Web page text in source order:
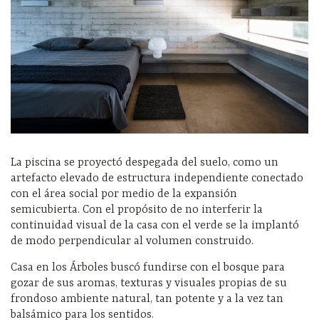
La piscina se proyectó despegada del suelo, como un
artefacto elevado de estructura independiente conectado
con el área social por medio de la expansión
semicubierta. Con el propósito de no interferir la
continuidad visual de la casa con el verde se la implantó
de modo perpendicular al volumen construido.
Casa en los Árboles buscó fundirse con el bosque para
gozar de sus aromas, texturas y visuales propias de su
frondoso ambiente natural, tan potente y a la vez tan
balsámico para los sentidos.